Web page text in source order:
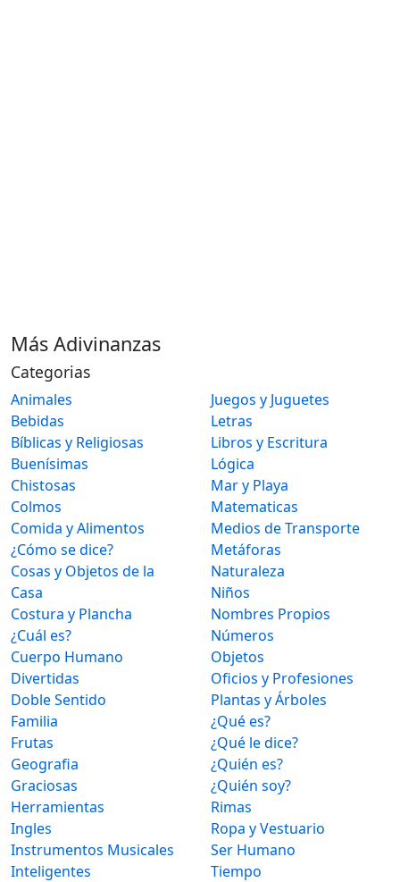
Más Adivinanzas
Categorias
Animales
Bebidas
Bíblicas y Religiosas
Buenísimas
Chistosas
Colmos
Comida y Alimentos
¿Cómo se dice?
Cosas y Objetos de la
Casa
Costura y Plancha
¿Cuál es?
Cuerpo Humano
Divertidas
Doble Sentido
Familia
Frutas
Geografia
Graciosas
Herramientas
Ingles
Instrumentos Musicales
Inteligentes
Juegos y Juguetes
Letras
Libros y Escritura
Lógica
Mar y Playa
Matematicas
Medios de Transporte
Metáforas
Naturaleza
Niños
Nombres Propios
Números
Objetos
Oficios y Profesiones
Plantas y Árboles
¿Qué es?
¿Qué le dice?
¿Quién es?
¿Quién soy?
Rimas
Ropa y Vestuario
Ser Humano
Tiempo